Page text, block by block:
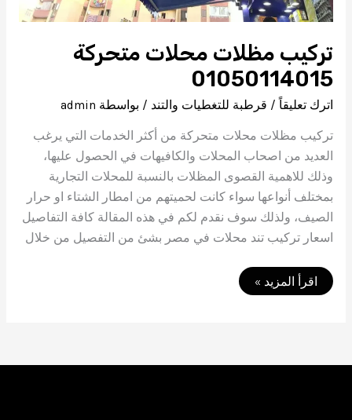
تركيب مظلات محلات متحركة
01050114015
اترك تعليقاً / قرطبة للتغطيات والتند / بواسطة admin
تركيب مظلات محلات متحركة من أكثر الخدمات التي يرغب
العديد من اصحاب المحلات والكافيهات في الحصول عليها،
وذلك للاهمية القصوى المظلات بالنسبة للمحلات التجارية
بمختلف أنواعها سواء كانت لحميتهم من امطار الشتاء او حرار
الصيف، ولذلك سوف نقدم لكم في هذه المقالة كافة التفاصيل
اسعار تركيب تند محلات في مصر بشئ من التفصيل من خلال
تركيب
مظلات
اقرأ المزيد »